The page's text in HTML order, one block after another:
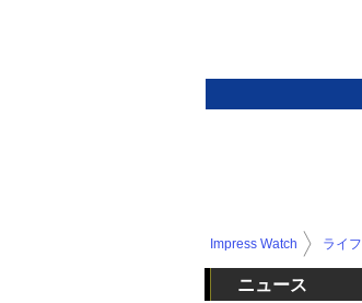
Impress Watch ライフ
ニュース